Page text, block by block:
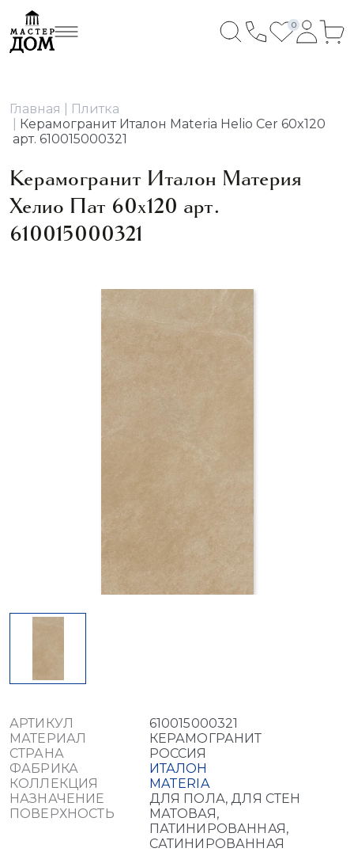
0
Главная
Плитка
Керамогранит Италон Materia Helio Cer 60x120
арт. 610015000321
Керамогранит Италон Материя
Хелио Пат 60x120 арт.
610015000321
АРТИКУЛ
610015000321
МАТЕРИАЛ
КЕРАМОГРАНИТ
СТРАНА
РОССИЯ
ФАБРИКА
ИТАЛОН
КОЛЛЕКЦИЯ
MATERIA
НАЗНАЧЕНИЕ
ДЛЯ ПОЛА, ДЛЯ СТЕН
ПОВЕРХНОСТЬ
МАТОВАЯ,
ПАТИНИРОВАННАЯ,
САТИНИРОВАННАЯ